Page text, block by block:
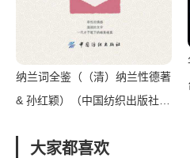
纳兰词全鉴（（清）纳兰性德著
& 孙红颖）（中国纺织出版社
大家都喜欢